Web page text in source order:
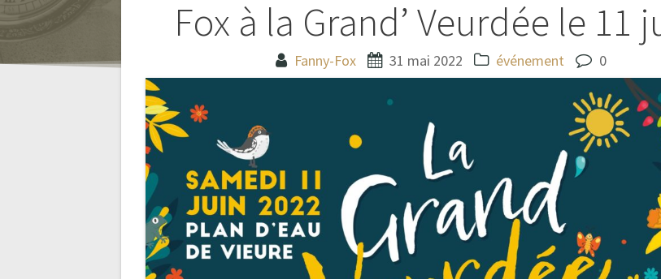
Fox à la Grand’ Veurdée le 11
Fanny-Fox 31 mai 2022 événement 0
Navigation
de
l’article